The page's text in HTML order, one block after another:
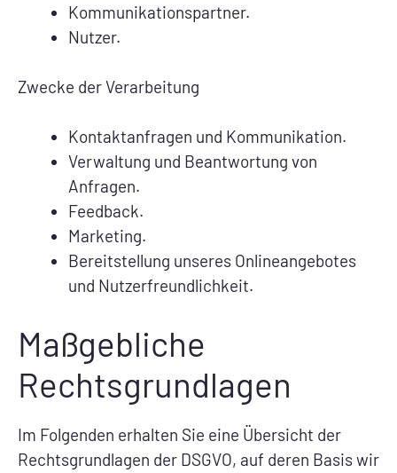
Kommunikationspartner.
Nutzer.
Zwecke der Verarbeitung
Kontaktanfragen und Kommunikation.
Verwaltung und Beantwortung von
Anfragen.
Feedback.
Marketing.
Bereitstellung unseres Onlineangebotes
und Nutzerfreundlichkeit.
Maßgebliche
Rechtsgrundlagen
Im Folgenden erhalten Sie eine Übersicht der
Rechtsgrundlagen der DSGVO, auf deren Basis wir